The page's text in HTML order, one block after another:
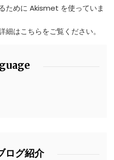
ために Akismet を使っていま
細はこちらをご覧ください。
ログ紹介